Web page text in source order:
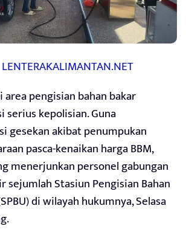
LENTERAKALIMANTAN.NET
area pengisian bahan bakar
serius kepolisian. Guna
gesekan akibat penumpukan
pasca-kenaikan harga BBM,
menerjunkan personel gabungan
sejumlah Stasiun Pengisian Bahan
di wilayah hukumnya, Selasa